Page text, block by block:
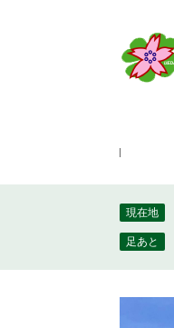
。
現在地
足あと